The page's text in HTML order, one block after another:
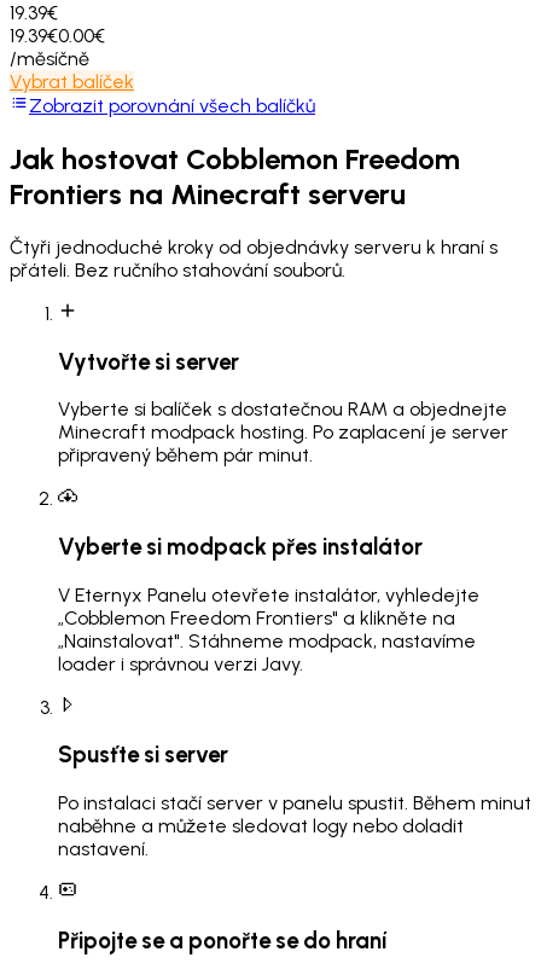
19.39€
19.39€0.00€
/měsíčně
Vybrat balíček
Zobrazit porovnání všech balíčků
Jak hostovat Cobblemon Freedom
Frontiers na Minecraft serveru
Čtyři jednoduché kroky od objednávky serveru k hraní s
přáteli. Bez ručního stahování souborů.
Vytvořte si server
Vyberte si balíček s dostatečnou RAM a objednejte
Minecraft modpack hosting. Po zaplacení je server
připravený během pár minut.
Vyberte si modpack přes instalátor
V Eternyx Panelu otevřete instalátor, vyhledejte
„Cobblemon Freedom Frontiers" a klikněte na
„Nainstalovat". Stáhneme modpack, nastavíme
loader i správnou verzi Javy.
Spusťte si server
Po instalaci stačí server v panelu spustit. Během minut
naběhne a můžete sledovat logy nebo doladit
nastavení.
Připojte se a ponořte se do hraní